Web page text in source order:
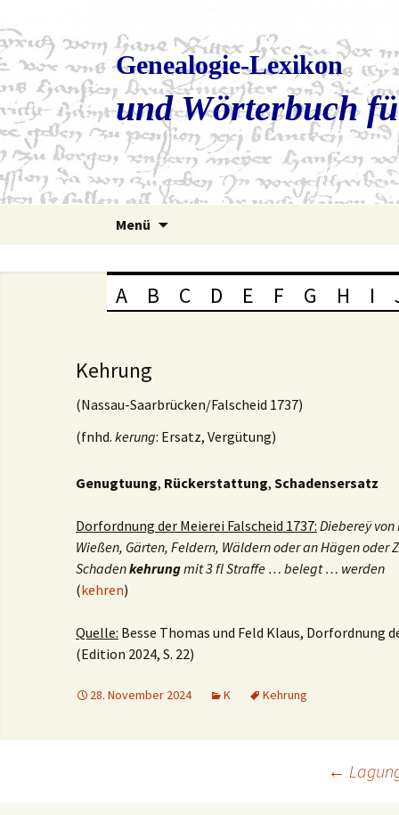
Genealogie-Lexikon
und Wörterbuch
Menü
A B C D E F G H I
Kehrung
(Nassau-Saarbrücken/Falscheid 1737)
(fnhd. kerung: Ersatz, Vergütung)
Genugtuung, Rückerstattung, Schadensersatz
Dorfordnung der Meierei Falscheid 1737: Diebereÿ von
Wießen, Gärten, Feldern, Wäldern oder an Hägen oder
Schadenkehrungmit 3 fl Straffe … belegt … werden
(kehren)
Quelle: Besse Thomas und Feld Klaus, Dorfordnung
(Edition 2024, S. 22)
28. November 2024 K Kehrung
←